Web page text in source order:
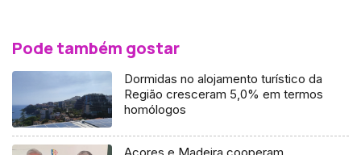
Pode também gostar
Dormidas no alojamento turístico da
Região cresceram 5,0% em termos
homólogos
Açores e Madeira cooperam